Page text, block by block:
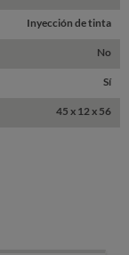
Inyección de tinta
No
Sí
45 x 12 x 56